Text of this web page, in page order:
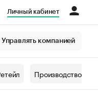
Личный кабинет
Управлять компанией
Производство